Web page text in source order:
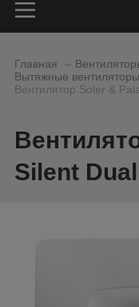
Главная
Вытяжные
Вентилятор Soler &
Silent